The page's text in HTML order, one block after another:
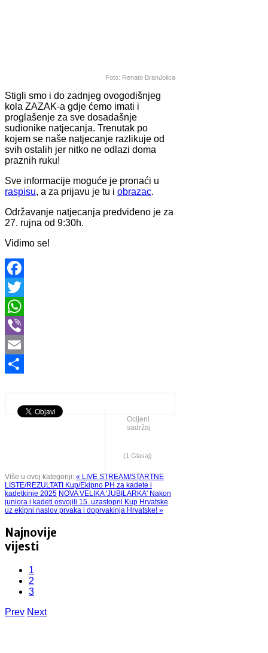
Foto: Renato Branđolica
Stigli smo i do zadnjeg ovogodišnjeg
kola ZAZAK-a gdje ćemo imati i
proglašenje za sve dosadašnje
sudionike natjecanja. Trenutak po
kojem se naše natjecanje razlikuje od
svih ostalih jer nitko ne odlazi doma
praznih ruku!
Sve informacije moguće je pronaći u
raspisu, a za prijavu je tu i obrazac.
Održavanje natjecanja predviđeno je za
27. rujna od 9:30h.
Vidimo se!
Facebook
Twitter
WhatsApp
Viber
Email
Ocijeni
sadržaj
(1 Glasaj)
Više u ovoj kategoriji: « LIVE STREAM/STARTNE
LISTE/REZULTATI Kup/Ekipno PH za kadete i
kadetkinje 2025 NOVA VELIKA 'JUBILARKA' Nakon
juniora i kadeti osvojili 15. uzastopni Kup Hrvatske
uz ekipni naslov prvaka i doprvakinja Hrvatske! »
Najnovije
vijesti
1
2
3
Prev Next